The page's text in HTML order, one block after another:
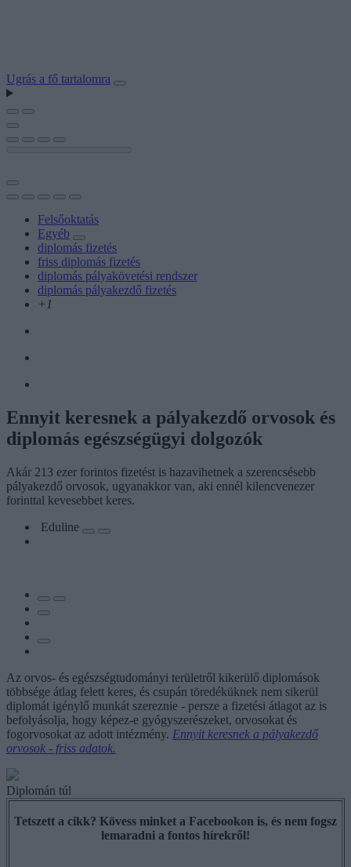
Ugrás a fő tartalomra
Felsőoktatás
Egyéb
diplomás fizetés
friss diplomás fizetés
diplomás pályakövetési rendszer
diplomás pályakezdő fizetés
+1
Ennyit keresnek a pályakezdő orvosok és
diplomás egészségügyi dolgozók
Akár 213 ezer forintos fizetést is hazavihetnek a szerencsésebb
pályakezdő orvosok, ugyanakkor van, aki ennél kilencvenezer
forinttal kevesebbet keres.
Eduline
Az orvos- és egészségtudományi területről kikerülő diplomások
többsége átlag felett keres, és csupán töredéküknek nem sikerül
diplomát igénylő munkát szereznie - persze a fizetési átlagot az is
befolyásolja, hogy képez-e gyógyszerészeket, orvosokat és
fogorvosokat az adott intézmény. Ennyit keresnek a pályakezdő
orvosok - friss adatok.
Diplomán túl
Tetszett a cikk? Kövess minket a Facebookon is, és nem fogsz
lemaradni a fontos hírekről!